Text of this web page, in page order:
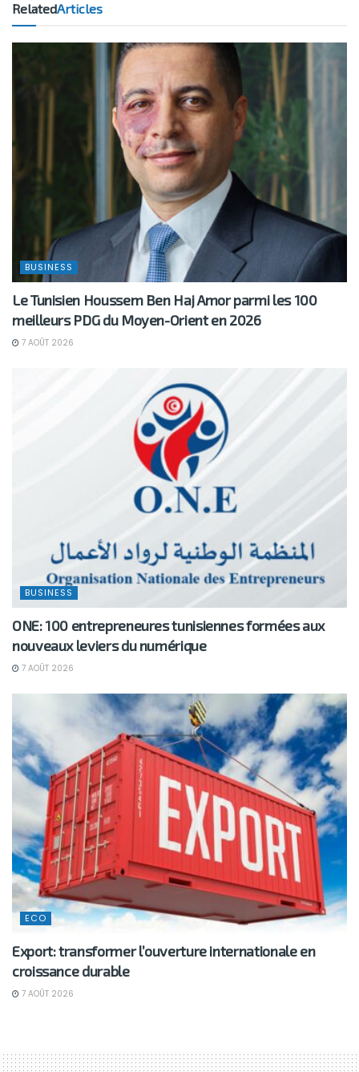
RelatedArticles
BUSINESS
Le Tunisien Houssem Ben Haj Amor parmi les 100
meilleurs PDG du Moyen-Orient en 2026
7 AOÛT 2026
BUSINESS
ONE: 100 entrepreneures tunisiennes formées aux
nouveaux leviers du numérique
7 AOÛT 2026
ECO
Export: transformer l’ouverture internationale en
croissance durable
7 AOÛT 2026